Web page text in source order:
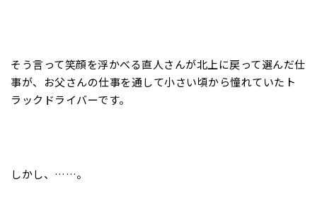
そう言って笑顔を浮かべる直人さんが北上に戻って選んだ仕
事が、お父さんの仕事を通して小さい頃から憧れていたト
ラックドライバーです。
しかし、……。